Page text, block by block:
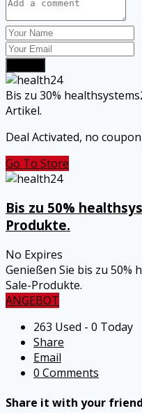
Bis zu 30%
Artikel.
Deal Activated, no
Go To Store
Bis zu 50%
Produkte.
No Expires
Genießen Sie bis zu 50%
Sale-Produkte.
ANGEBOT
263 Used - 0 Today
Share
Email
0 Comments
Share it with your